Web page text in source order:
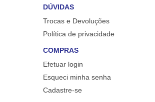
DÚVIDAS
Trocas e Devoluções
Política de privacidade
COMPRAS
Efetuar login
Esqueci minha senha
Cadastre-se